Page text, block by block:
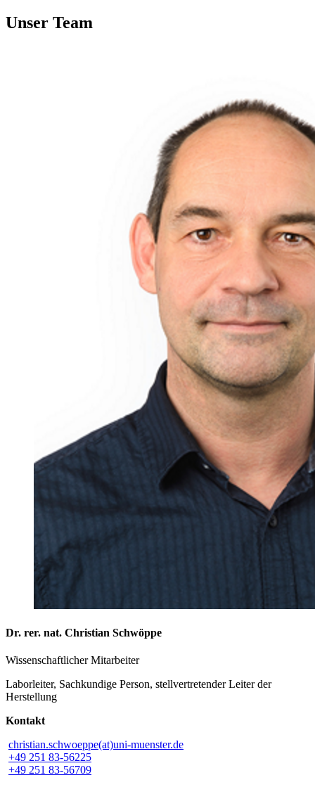
Unser Team
Dr. rer. nat. Christian Schwöppe
Wissenschaftlicher Mitarbeiter
Laborleiter, Sachkundige Person, stellvertretender Leiter der
Herstellung
Kontakt
christian.schwoeppe(at)uni-muenster.de
+49 251 83-56225
+49 251 83-56709